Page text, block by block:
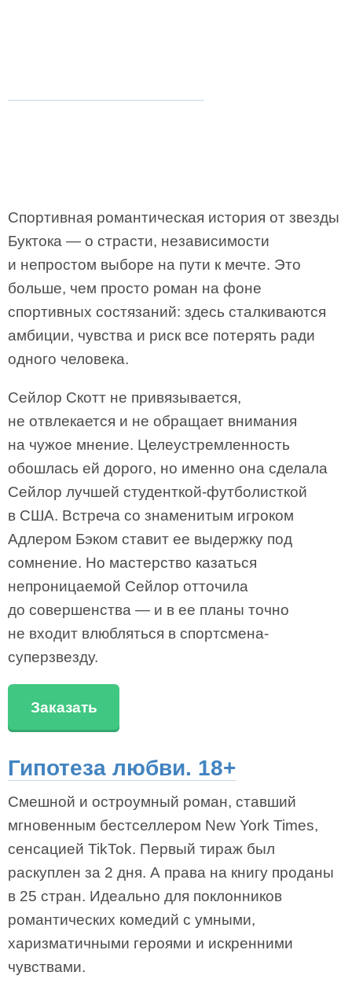
Спортивная романтическая история от звезды
Буктока — о страсти, независимости
и непростом выборе на пути к мечте. Это
больше, чем просто роман на фоне
спортивных состязаний: здесь сталкиваются
амбиции, чувства и риск все потерять ради
одного человека.
Сейлор Скотт не привязывается,
не отвлекается и не обращает внимания
на чужое мнение. Целеустремленность
обошлась ей дорого, но именно она сделала
Сейлор лучшей студенткой-футболисткой
в США. Встреча со знаменитым игроком
Адлером Бэком ставит ее выдержку под
сомнение. Но мастерство казаться
непроницаемой Сейлор отточила
до совершенства — и в ее планы точно
не входит влюбляться в спортсмена-
суперзвезду.
Заказать
Гипотеза любви. 18+
Смешной и остроумный роман, ставший
мгновенным бестселлером New York Times,
сенсацией TikTok. Первый тираж был
раскуплен за 2 дня. А права на книгу проданы
в 25 стран. Идеально для поклонников
романтических комедий с умными,
харизматичными героями и искренними
чувствами.